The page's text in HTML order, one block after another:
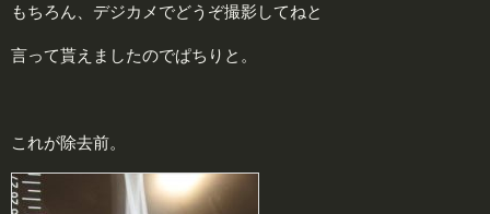
もちろん、デジカメでどうぞ撮影してねと
言って貰えましたのでぱちりと。
これが除去前。